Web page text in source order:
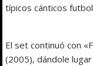
típicos cánticos
El set continuó con
(2005), dándole